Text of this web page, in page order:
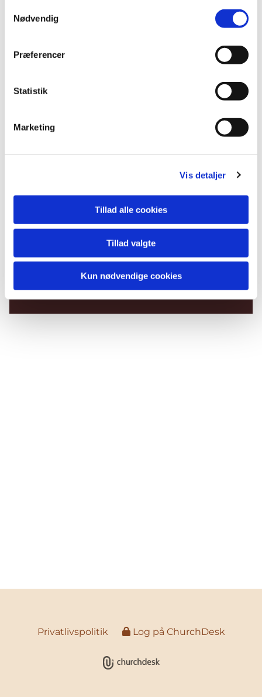
Nødvendig
Præferencer
Statistik
Marketing
Vis detaljer
Tillad alle cookies
Tillad valgte
Kun nødvendige cookies
Du vil måske også kunne
lide...
Privatlivspolitik Log på ChurchDesk